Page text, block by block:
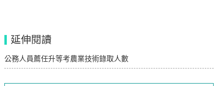
延伸閱讀
公務人員薦任升等考農業技術錄取人數